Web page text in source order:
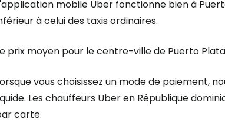
mobile Uber fonctionne bien à
à celui des taxis ordinaires.
prix moyen pour le centre-ville de Puerto
vous choisissez un mode de paiement,
Les chauffeurs Uber en République
carte.